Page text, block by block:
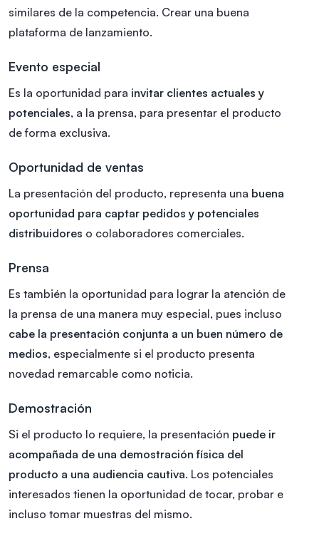
similares de la competencia. Crear una buena
plataforma de lanzamiento.
Evento especial
Es la oportunidad para invitar clientes actuales y
potenciales, a la prensa, para presentar el producto
de forma exclusiva.
Oportunidad de ventas
La presentación del producto, representa una buena
oportunidad para captar pedidos y potenciales
distribuidores o colaboradores comerciales.
Prensa
Es también la oportunidad para lograr la atención de
la prensa de una manera muy especial, pues incluso
cabe la presentación conjunta a un buen número de
medios, especialmente si el producto presenta
novedad remarcable como noticia.
Demostración
Si el producto lo requiere, la presentación puede ir
acompañada de una demostración física del
producto a una audiencia cautiva. Los potenciales
interesados tienen la oportunidad de tocar, probar e
incluso tomar muestras del mismo.